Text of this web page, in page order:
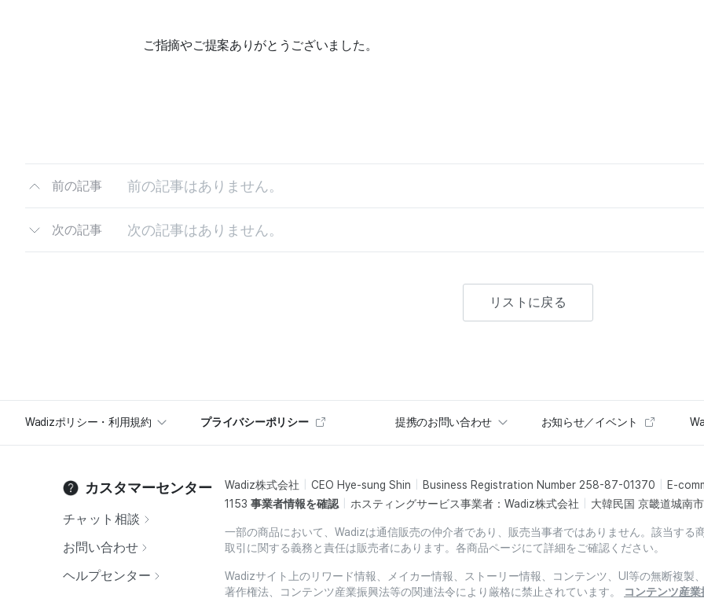
ご指摘やご提案ありがとうございました。
前の記事 前の記事はありません。
次の記事 次の記事はありません。
リストに戻る
Wadizポリシー・利用規約 プライバシーポリシー 提携のお問い合わせ お知らせ／イベント
カスタマーセンター
チャット相談
お問い合わせ
ヘルプセンター
Wadiz株式会社 CEO Hye-sung Shin Business Registration Number 258-87-01370
E-
1153 事業者情報を確認 ホスティングサービス事業者：Wadiz株式会社 大韓民国 京畿道城南
一部の商品において、Wadizは通信販売の仲介者であり、販売当事者ではありません。該当する
取引に関する義務と責任は販売者にあります。各商品ページにて詳細をご確認ください。
Wadizサイト上のリワード情報、メイカー情報、ストーリー情報、コンテンツ、UI等の無断複製
著作権法、コンテンツ産業振興法等の関連法令により厳格に禁止されています。
コンテンツ産